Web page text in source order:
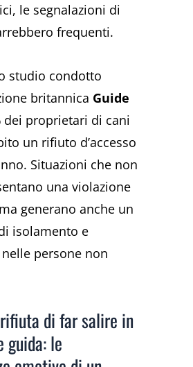
le segnalazioni di
frequenti.
studio condotto
britannica Guide
dei proprietari di cani
un rifiuto d’accesso
Situazioni che non
una violazione
generano anche un
isolamento e
persone non
di far salire in
guida: le